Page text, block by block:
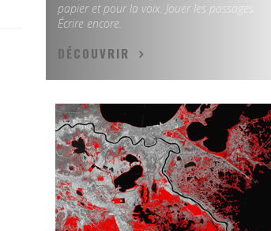
papier et pour la voix. Jouer les passages.
Écrire encore.
DÉCOUVRIR